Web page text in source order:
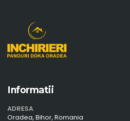
Informatii
ADRESA
Oradea, Bihor, Romania